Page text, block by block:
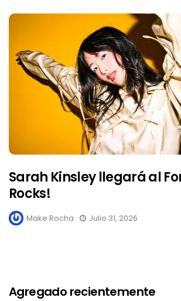
Sarah Kinsley llegará al
Rocks!
Make Rocha Julio 31, 2026
Agregado recientemente